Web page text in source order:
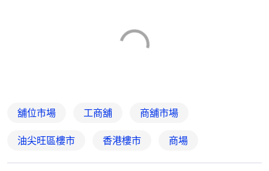
舖位市場 工商舖 商舖市場
油尖旺區樓市 香港樓市 商場